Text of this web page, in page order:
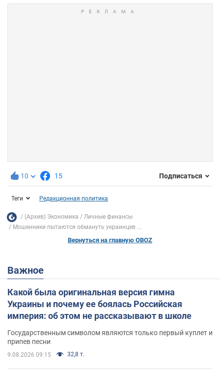
10 15 Подписаться
Теги Редакционная политика
(Архив) Экономика
Личные финансы
Мошенники пытаются обмануть украинцев ...
Вернуться на главную OBOZ
Важное
Какой была оригинальная версия гимна
Украины и почему ее боялась Российская
империя: об этом не рассказывают в школе
Государственным символом являются только первый куплет и
припев песни
9.08.2026 09:15 32,8 т.